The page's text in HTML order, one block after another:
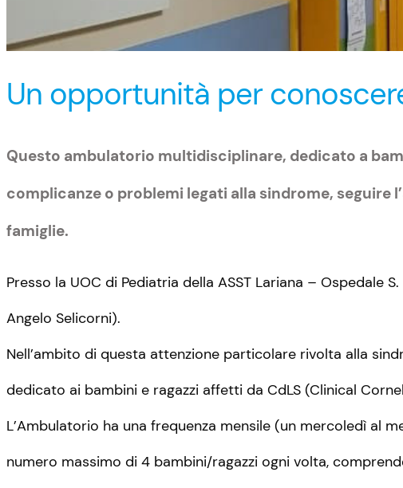
Un opportunità per
Questo ambulatorio multidisciplinare, dedicato a
complicanze o problemi legati alla sindrome,
famiglie.
Presso la UOC di Pediatria della ASST Lariana – Ospedale
Angelo Selicorni).
Nell’ambito di questa attenzione particolare rivolta alla
dedicato ai bambini e ragazzi affetti da CdLS (Clinical
L’Ambulatorio ha una frequenza mensile (un mercoledì al
numero massimo di 4 bambini/ragazzi ogni volta,